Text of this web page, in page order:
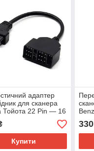
адаптер
для сканера
Тойота 22 Pin — 16
2 ELM327
Купити
330